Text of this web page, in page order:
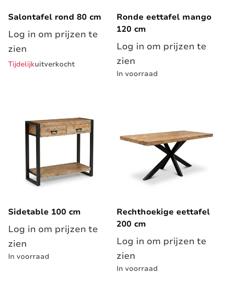
Salontafel rond 80 cm
Log in om prijzen te
zien
Tijdelijkuitverkocht
Ronde eettafel mango
120 cm
Log in om prijzen te
zien
In voorraad
Sidetable 100 cm
Log in om prijzen te
zien
In voorraad
Rechthoekige eettafel
200 cm
Log in om prijzen te
zien
In voorraad